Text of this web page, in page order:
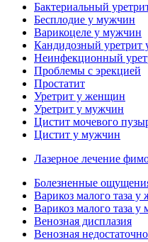
Бактериальный
Бесплодие у мужчин
Варикоцеле у мужчин
Кандидозный уретрит
Неинфекционный
Проблемы с эрекцией
Простатит
Уретрит у женщин
Уретрит у мужчин
Цистит мочевого
Цистит у мужчин
Лазерное лечение
Болезненные
Варикоз малого таза
Варикоз малого таза у
Венозная дисплазия
Венозная